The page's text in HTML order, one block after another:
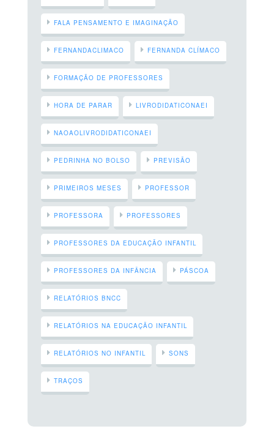
FALA PENSAMENTO E IMAGINAÇÃO
FERNANDACLIMACO FERNANDA CLÍMACO
FORMAÇÃO DE PROFESSORES
HORA DE PARAR LIVRODIDATICONAEI
NAOAOLIVRODIDATICONAEI
PEDRINHA NO BOLSO PREVISÃO
PRIMEIROS MESES PROFESSOR
PROFESSORA PROFESSORES
PROFESSORES DA EDUCAÇÃO INFANTIL
PROFESSORES DA INFÂNCIA PÁSCOA
RELATÓRIOS BNCC
RELATÓRIOS NA EDUCAÇÃO INFANTIL
RELATÓRIOS NO INFANTIL SONS
TRAÇOS